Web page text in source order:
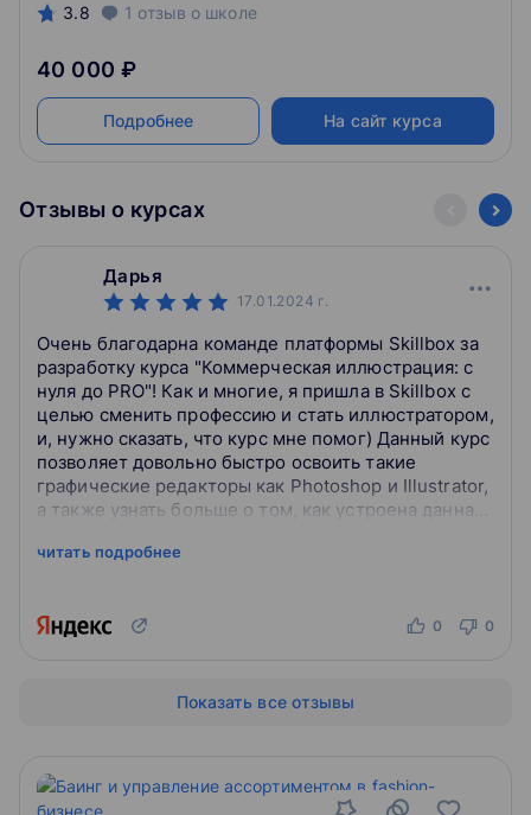
3.8 1 отзыв о школе
40 000 ₽
Подробнее На сайт курса
Отзывы о курсах
Дарья
17.01.2024 г.
Очень благодарна команде платформы Skillbox за
разработку курса "Коммерческая иллюстрация: с
нуля до PRO"! Как и многие, я пришла в Skillbox с
целью сменить профессию и стать иллюстратором,
и, нужно сказать, что курс мне помог) Данный курс
позволяет довольно быстро освоить такие
графические редакторы как Photoshop и Illustrator,
а также узнать больше о том, как устроена данная
читать подробнее
0 0
Показать все отзывы